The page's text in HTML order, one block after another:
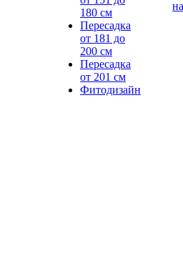
180 см
Пересадка
от 181 до
200 см
Пересадка
от 201 см
Фитодизайн